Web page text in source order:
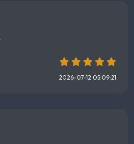
2026-07-12 05:09:21